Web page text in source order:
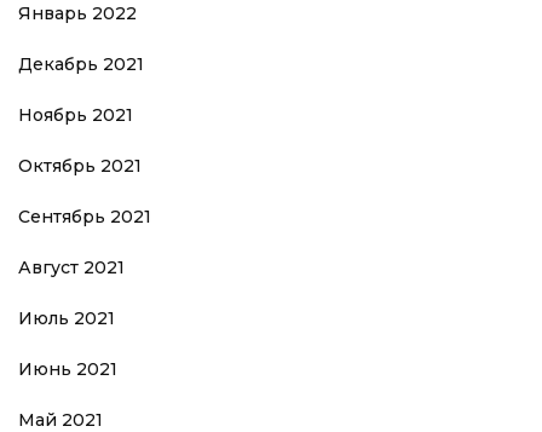
Январь 2022
Декабрь 2021
Ноябрь 2021
Октябрь 2021
Сентябрь 2021
Август 2021
Июль 2021
Июнь 2021
Май 2021